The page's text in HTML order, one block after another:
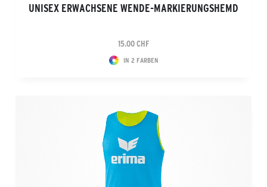
UNISEX ERWACHSENE WENDE-MARKIERUNGSHEMD
15.00 CHF
IN 2 FARBEN